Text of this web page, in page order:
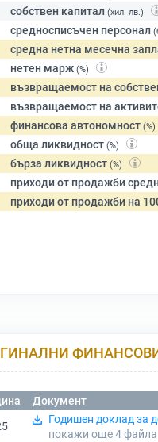
собствен капитал (хил. лв.)
средносписъчен персонал
средна нетна месечна
нетен марж (%)
възвращаемост на
възвращаемост на
финансова автономност (%)
обща ликвидност (%)
бърза ликвидност (%)
приходи от продажби
приходи от продажби на
Документ
Годишен доклад за
покажи още 4файла